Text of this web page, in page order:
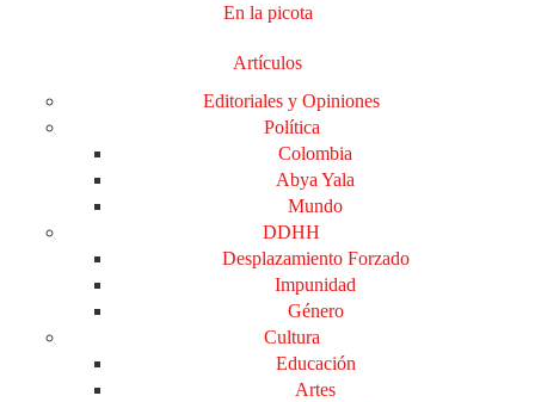
En la picota
Artículos
Editoriales y Opiniones
Política
Colombia
Abya Yala
Mundo
DDHH
Desplazamiento Forzado
Impunidad
Género
Cultura
Educación
Artes